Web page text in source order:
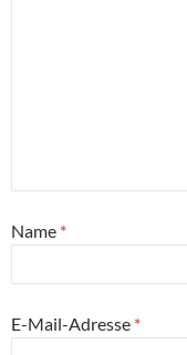
Name *
E-Mail-Adresse *